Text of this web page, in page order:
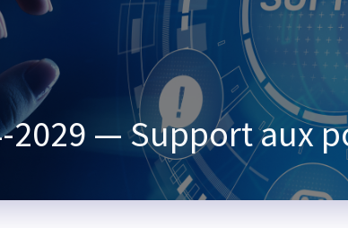
2029 — Support aux